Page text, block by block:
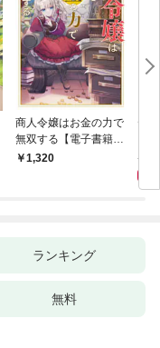
商人令嬢はお金の力で
無双する【電子書籍限
定書き下ろしSS付
1,320
デ
ランキング
無料